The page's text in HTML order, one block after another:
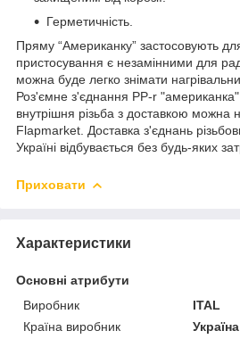
Герметичність.
Пряму “Американку” застосовують
пристосування є незамінними для
можна буде легко знімати
Роз'ємне з'єднання PP-r
внутрішня різьба з доставкою можна
Flapmarket. Доставка з'єднань
Україні відбувається без будь-яких
Приховати
Характеристики
Основні атрибути
Виробник
ITAL
Країна виробник
Україна